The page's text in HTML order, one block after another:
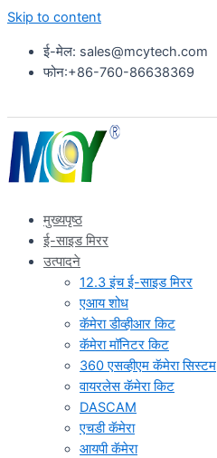
Skip to content
ई-मेल: sales@mcytech.com
फोन:+86-760-86638369
मुख्यपृष्ठ
ई-साइड मिरर
उत्पादने
12.3 इंच ई-साइड मिरर
एआय शोध
कॅमेरा डीव्हीआर किट
कॅमेरा मॉनिटर किट
360 एसव्हीएम कॅमेरा सिस्टम
वायरलेस कॅमेरा किट
DASCAM
एचडी कॅमेरा
आयपी कॅमेरा